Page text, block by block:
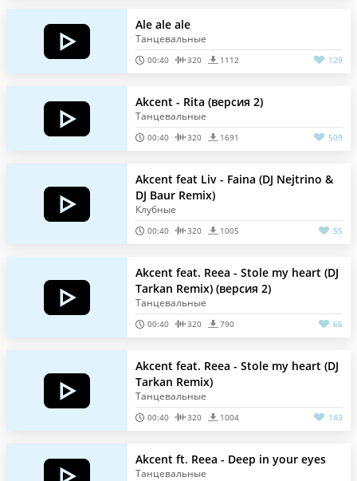
Ale ale ale
Танцевальные
00:40 320 1112 129
Akcent - Rita (версия 2)
Танцевальные
00:40 320 1691 509
Akcent feat Liv - Faina (DJ Nejtrino &
DJ Baur Remix)
Клубные
00:40 320 1005 55
Akcent feat. Reea - Stole my heart (DJ
Tarkan Remix) (версия 2)
Танцевальные
00:40 320 790 66
Akcent feat. Reea - Stole my heart (DJ
Tarkan Remix)
Танцевальные
00:40 320 1004 143
Akcent ft. Reea - Deep in your eyes
Танцевальные